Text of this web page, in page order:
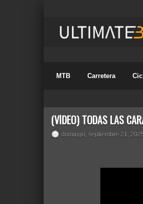
MTB Carretera
(VÍDEO) TODAS LAS
domingo, septiembre 21,